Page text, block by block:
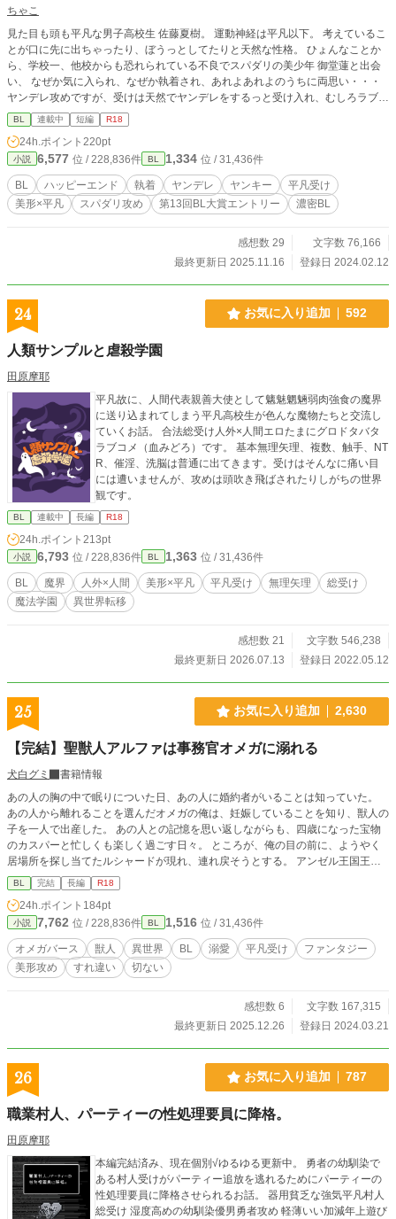
ちゃこ
見た目も頭も平凡な男子高校生 佐藤夏樹。 運動神経は平凡以下。 考えているこ
とが口に先に出ちゃったり、ぼうっとしてたりと天然な性格。 ひょんなことか
ら、学校一、他校からも恐れられている不良でスパダリの美少年 御堂蓮と出会
い、 なぜか気に入られ、なぜか執着され、あれよあれよのうちに両思い・・・
ヤンデレ攻めですが、受けは天然でヤンデレをするっと受け入れ、むしろラブラ
BL 連載中 短編 R18
24h.ポイント 220pt
小説 6,577 位 / 228,836件 BL 1,334 位 / 31,436件
BL ハッピーエンド 執着 ヤンデレ ヤンキー
平凡受け
美形×平凡
スパダリ攻め 第13回BL大賞エントリー 濃密BL
感想数 29
文字数 76,166
最終更新日 2025.11.16
登録日 2024.02.12
24 お気に入り追加 592
人類サンプルと虐殺学園
田原摩耶
平凡故に、人間代表親善大使として魑魅魍魎弱肉強食の魔界
に送り込まれてしまう平凡高校生が色んな魔物たちと交流し
ていくお話。 合法総受け人外×人間エロたまにグロドタバタ
ラブコメ（血みどろ）です。 基本無理矢理、複数、触手、NT
R、催淫、洗脳は普通に出てきます。受けはそんなに痛い目
には遭いませんが、攻めは頭吹き飛ばされたりしがちの世界
観です。
BL 連載中 長編 R18
24h.ポイント 213pt
小説 6,793 位 / 228,836件 BL 1,363 位 / 31,436件
BL 魔界 人外×人間 美形×平凡 平凡受け 無理矢理
総受け
魔法学園
異世界転移
感想数 21
文字数 546,238
最終更新日 2026.07.13
登録日 2022.05.12
25 お気に入り追加 2,630
【完結】聖獣人アルファは事務官オメガに溺れる
犬白グミ
書籍情報
あの人の胸の中で眠りについた日、あの人に婚約者がいることは知っていた。
あの人から離れることを選んだオメガの俺は、妊娠していることを知り、獣人の
子を一人で出産した。 あの人との記憶を思い返しながらも、四歳になった宝物
のカスパーと忙しくも楽しく過ごす日々。 ところが、俺の目の前に、ようやく
居場所を探し当てたルシャードが現れ、連れ戻そうとする。 アンゼル王国王弟
のルシャード殿下。五年前に俺はルシャードの事務官をしていた。 五年前に遡
る。 オメガの俺は、二十三歳になっても発情期が来る気配がなく、ベータとし
て宮廷で働くことを選んだ。 第二王子ルシャードの事務官となる。 だが、初対
面のルシャードは俺を一瞥すると興味がないとばかりに、返事もしなかったの
だ。 【番外編 竜人王アルファは惑わす】追加しました。 ＊【2025.10 加筆修
正】 ＊現在→過去→現在の構成。 ＊R18 お気に入り、エール、いいね、感想あ
りがとうございます！！ 《第12回BL大賞奨励賞を頂きました。ありがとうござ
BL 完結 長編 R18
24h.ポイント 184pt
小説 7,762 位 / 228,836件 BL 1,516 位 / 31,436件
オメガバース 獣人 異世界 BL 溺愛 平凡受け
ファンタジー
美形攻め
すれ違い 切ない
感想数 6
文字数 167,315
最終更新日 2025.12.26
登録日 2024.03.21
26 お気に入り追加 787
職業村人、パーティーの性処理要員に降格。
田原摩耶
本編完結済み、現在個別√ゆるゆる更新中。 勇者の幼馴染で
ある村人受けがパーティー追放を逃れるためにパーティーの
性処理要員に降格させられるお話。 器用貧乏な強気平凡村人
総受け 湿度高めの幼馴染優男勇者攻め 軽薄いい加減年上遊び